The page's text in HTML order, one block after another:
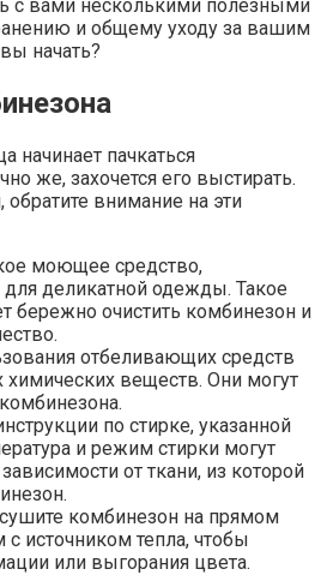
с вами несколькими полезными
и общему уходу за вашим
начать?
начинает пачкаться
же, захочется его выстирать.
внимание на эти
моющее средство,
для деликатной одежды. Такое
бережно очистить комбинезон и
отбеливающих средств
веществ. Они могут
по стирке, указанной
и режим стирки могут
от ткани, из которой
комбинезон на прямом
источником тепла, чтобы
или выгорания цвета.